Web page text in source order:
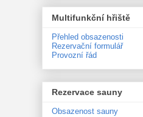
Multifunkční hřiště
Přehled obsazenosti
Rezervační formulář
Provozní řád
Rezervace sauny
Obsazenost sauny